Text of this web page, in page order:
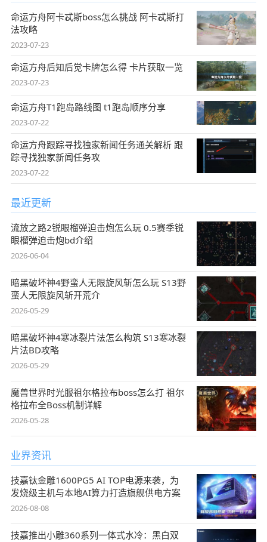
命运方舟阿卡忒斯boss怎么挑战 阿卡忒斯打
法攻略
2023-07-23
命运方舟后知后觉卡牌怎么得 卡片获取一览
2023-07-23
命运方舟T1跑岛路线图 t1跑岛顺序分享
2023-07-22
命运方舟跟踪寻找独家新闻任务通关解析 跟
踪寻找独家新闻任务攻
2023-07-22
最近更新
流放之路2锐眼榴弹迫击炮怎么玩 0.5赛季锐
眼榴弹迫击炮bd介绍
2026-06-04
暗黑破坏神4野蛮人无限旋风斩怎么玩 S13野
蛮人无限旋风斩开荒介
2026-05-29
暗黑破坏神4寒冰裂片法怎么构筑 S13寒冰裂
片法BD攻略
2026-05-29
魔兽世界时光服祖尔格拉布boss怎么打 祖尔
格拉布全Boss机制详解
2026-05-28
业界资讯
技嘉钛金雕1600PG5 AI TOP电源来袭，为
发烧级主机与本地AI算力打造旗舰供电方案
2026-08-08
技嘉推出小雕360系列一体式水冷：黑白双